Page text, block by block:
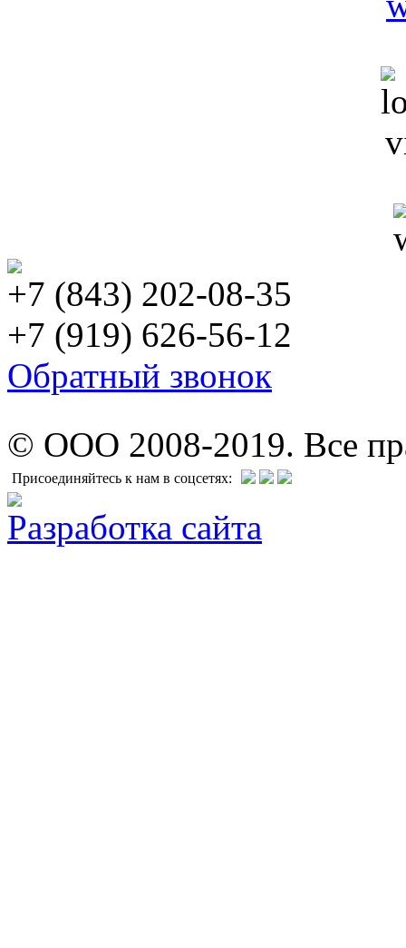
+7 (843) 202-08-35
+7 (919) 626-56-12
Обратный звонок
© ООО 2008-2019. Все
Присоединяйтесь к нам в соцсетях:
Разработка сайта